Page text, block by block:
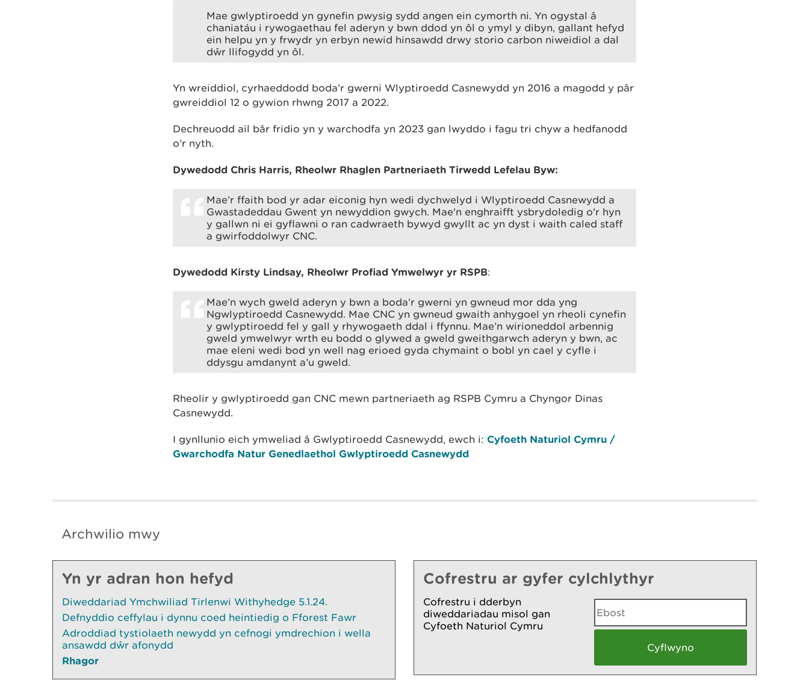
Mae gwlyptiroedd yn gynefin pwysig sydd angen ein cymorth ni. Yn ogystal â
chaniatáu i rywogaethau fel aderyn y bwn ddod yn ôl o ymyl y dibyn, gallant hefyd
ein helpu yn y frwydr yn erbyn newid hinsawdd drwy storio carbon niweidiol a dal
dŵr llifogydd yn ôl.
Yn wreiddiol, cyrhaeddodd boda’r gwerni Wlyptiroedd Casnewydd yn 2016 a magodd y pâr
gwreiddiol 12 o gywion rhwng 2017 a 2022.
Dechreuodd ail bâr fridio yn y warchodfa yn 2023 gan lwyddo i fagu tri chyw a hedfanodd
o’r nyth.
Dywedodd Chris Harris, Rheolwr Rhaglen Partneriaeth Tirwedd Lefelau Byw:
Mae’r ffaith bod yr adar eiconig hyn wedi dychwelyd i Wlyptiroedd Casnewydd a
Gwastadeddau Gwent yn newyddion gwych. Mae'n enghraifft ysbrydoledig o'r hyn
y gallwn ni ei gyflawni o ran cadwraeth bywyd gwyllt ac yn dyst i waith caled staff
a gwirfoddolwyr CNC.
Dywedodd Kirsty Lindsay, Rheolwr Profiad Ymwelwyr yr RSPB:
Mae’n wych gweld aderyn y bwn a boda’r gwerni yn gwneud mor dda yng
Ngwlyptiroedd Casnewydd. Mae CNC yn gwneud gwaith anhygoel yn rheoli cynefin
y gwlyptiroedd fel y gall y rhywogaeth ddal i ffynnu. Mae’n wirioneddol arbennig
gweld ymwelwyr wrth eu bodd o glywed a gweld gweithgarwch aderyn y bwn, ac
mae eleni wedi bod yn well nag erioed gyda chymaint o bobl yn cael y cyfle i
ddysgu amdanynt a’u gweld.
Rheolir y gwlyptiroedd gan CNC mewn partneriaeth ag RSPB Cymru a Chyngor Dinas
Casnewydd.
I gynllunio eich ymweliad â Gwlyptiroedd Casnewydd, ewch i: Cyfoeth Naturiol Cymru /
Gwarchodfa Natur Genedlaethol Gwlyptiroedd Casnewydd
Archwilio mwy
Yn yr adran hon hefyd
Diweddariad Ymchwiliad Tirlenwi Withyhedge 5.1.24.
Defnyddio ceffylau i dynnu coed heintiedig o Fforest Fawr
Adroddiad tystiolaeth newydd yn cefnogi ymdrechion i wella
ansawdd dŵr afonydd
Rhagor
Cofrestru ar gyfer cylchlythyr
Cofrestru i dderbyn
diweddariadau misol gan
Cyfoeth Naturiol Cymru